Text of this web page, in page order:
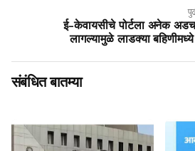
ई-केवायसीचे पोर्टला अनेक
लागल्यामुळे लाडक्या बहिणीमध्ये
संबंधित बातम्या